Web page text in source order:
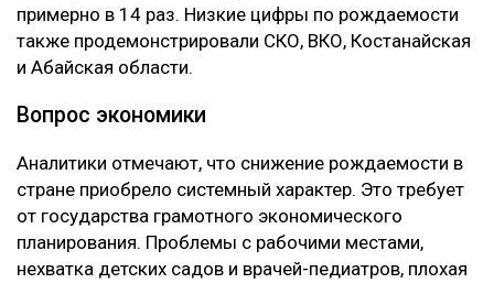
примерно в 14 раз. Низкие цифры по рождаемости
также продемонстрировали СКО, ВКО, Костанайская
и Абайская области.
Вопрос экономики
Аналитики отмечают, что снижение рождаемости в
стране приобрело системный характер. Это требует
от государства грамотного экономического
планирования. Проблемы с рабочими местами,
нехватка детских садов и врачей-педиатров, плохая